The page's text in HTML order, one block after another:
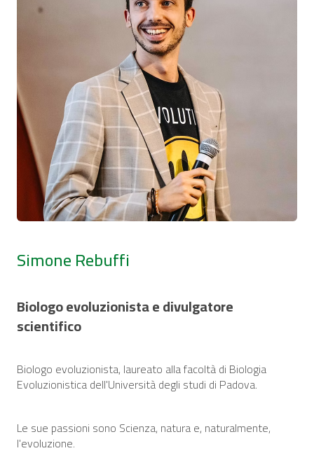
Simone Rebuffi
Biologo evoluzionista e divulgatore
scientifico
Biologo evoluzionista, laureato alla facoltà di Biologia
Evoluzionistica dell'Università degli studi di Padova.
Le sue passioni sono Scienza, natura e, naturalmente,
l'evoluzione.